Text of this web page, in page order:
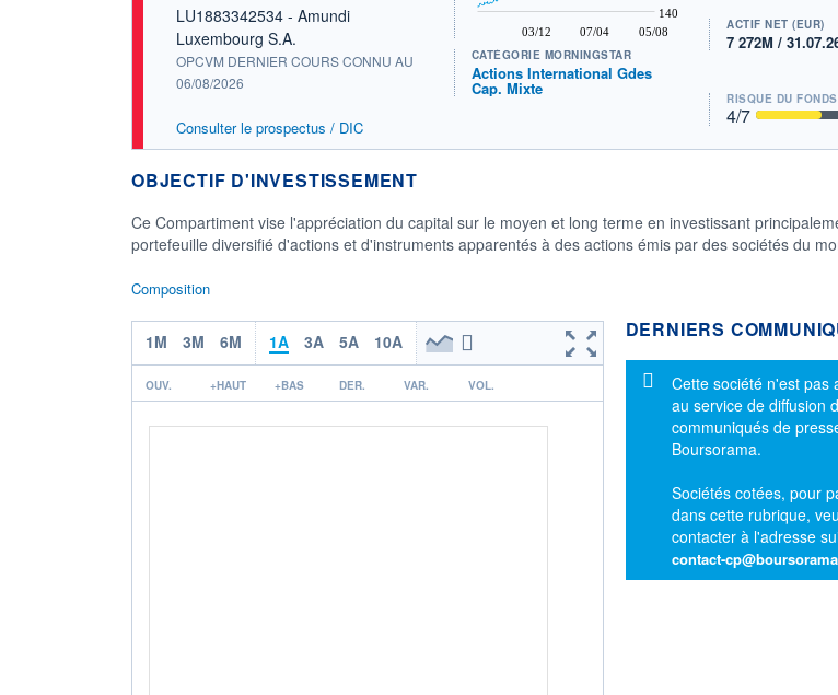
LU1883342534 - Amundi
Luxembourg S.A.
OPCVM DERNIER COURS CONNU AU
06/08/2026
Consulter le prospectus / DIC
03/12 07/04 05/08
140
CATÉGORIE MORNINGSTAR
Actions International Gdes
Cap. Mixte
ACTIF NET (EUR)
7 272M /
RISQUE DU
4/7
OBJECTIF D'INVESTISSEMENT
Ce Compartiment vise l'appréciation du capital sur le moyen et long terme en investissant
portefeuille diversifié d'actions et d'instruments apparentés à des actions émis par des sociétés du
Composition
1M 3M 6M 1A 3A 5A 10A
OUV. +HAUT +BAS DER. VAR. VOL.
DERNIERS
Message
Cette société n'est pas
au service de diffusion
communiqués de
Boursorama.
Sociétés cotées, pour
dans cette rubrique,
contacter à l'adresse
contact-